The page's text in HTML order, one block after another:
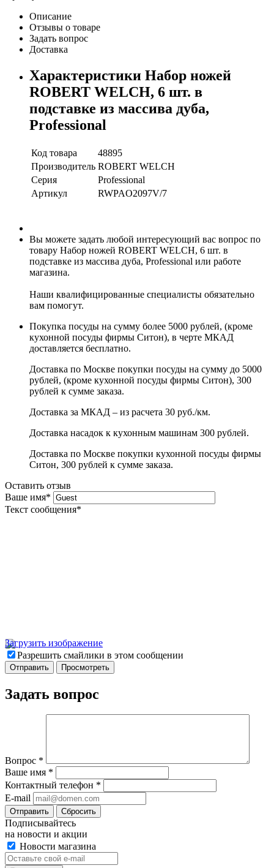
Описание
Отзывы о товаре
Задать вопрос
Доставка
Характеристики Набор ножей
ROBERT WELCH, 6 шт. в
подставке из массива дуба,
Professional
Код товара
48895
Производитель ROBERT WELCH
Серия
Professional
Артикул
RWPAO2097V/7
Вы можете задать любой интересующий вас вопрос по
товару Набор ножей ROBERT WELCH, 6 шт. в
подставке из массива дуба, Professional или работе
магазина.
Наши квалифицированные специалисты обязательно
вам помогут.
Покупка посуды на сумму более 5000 рублей, (кроме
кухонной посуды фирмы Ситон), в черте МКАД
доставляется бесплатно.
Доставка по Москве покупки посуды на сумму до 5000
рублей, (кроме кухонной посуды фирмы Ситон), 300
рублей к сумме заказа.
Доставка за МКАД – из расчета 30 руб./км.
Доставка насадок к кухонным машинам 300 рублей.
Доставка по Москве покупки кухонной посуды фирмы
Ситон, 300 рублей к сумме заказа.
Оставить отзыв
Ваше имя*
Текст сообщения*
Загрузить изображение
Разрешить смайлики в этом сообщении
Задать вопрос
Вопрос *
Ваше имя *
Контактный телефон *
E-mail
Отправить Сбросить
Подписывайтесь
на новости и акции
Новости магазина